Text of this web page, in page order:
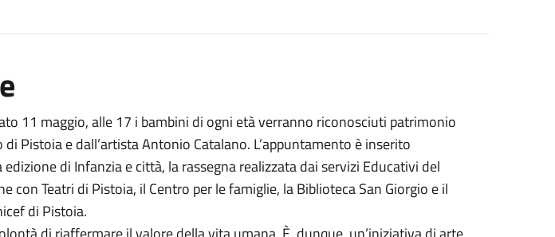
11 maggio, alle 17 i bambini di ogni età verranno riconosciuti patrimonio
Pistoia e dall’artista Antonio Catalano. L’appuntamento è inserito
edizione di Infanzia e città, la rassegna realizzata dai servizi Educativi del
con Teatri di Pistoia, il Centro per le famiglie, la Biblioteca San Giorgio e il
di Pistoia.